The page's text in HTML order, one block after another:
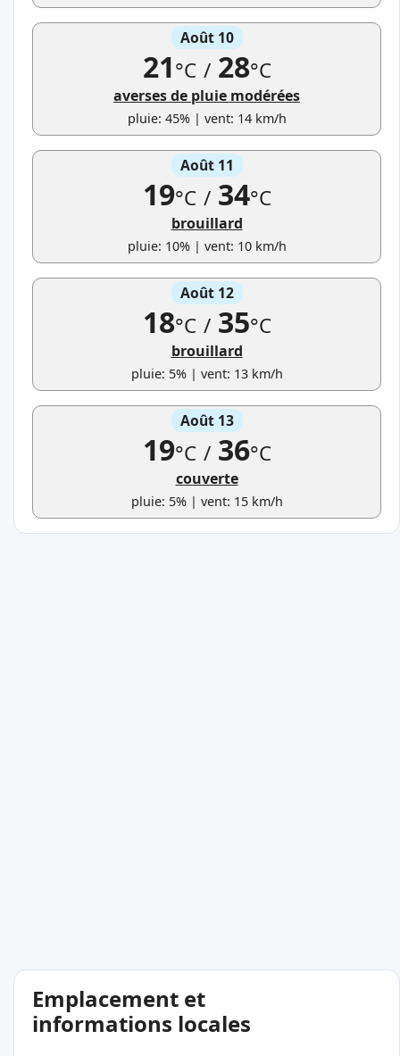
Août 10
21°C /28°C
averses de pluie modérées
pluie: 45% | vent: 14 km/h
Août 11
19°C /34°C
brouillard
pluie: 10% | vent: 10 km/h
Août 12
18°C /35°C
brouillard
pluie: 5% | vent: 13 km/h
Août 13
19°C /36°C
couverte
pluie: 5% | vent: 15 km/h
Emplacement et
informations locales